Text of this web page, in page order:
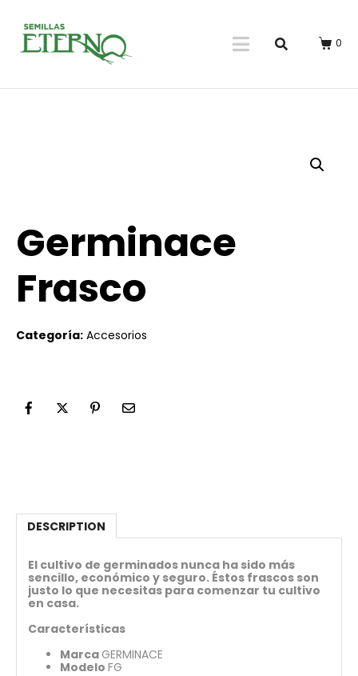
0
Germinace
Frasco
Categoría: Accesorios
DESCRIPTION
El cultivo de germinados nunca ha sido más
sencillo, económico y seguro. Éstos frascos son
justo lo que necesitas para comenzar tu cultivo
en casa.
Características
Marca GERMINACE
Modelo FG